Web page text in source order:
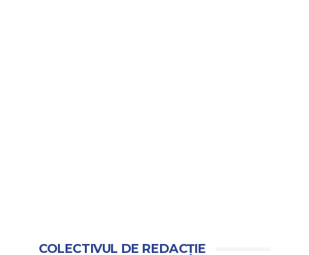
COLECTIVUL DE REDACȚIE